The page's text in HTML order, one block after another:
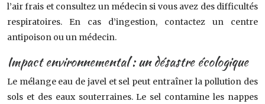
l’air frais et consultez un médecin si vous avez des difficultés
respiratoires. En cas d’ingestion, contactez un centre
antipoison ou un médecin.
Impact environnemental : un désastre écologique
Le mélange eau de javel et sel peut entraîner la pollution des
sols et des eaux souterraines. Le sel contamine les nappes